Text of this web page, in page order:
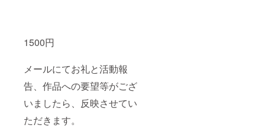
1500円
メールにてお礼と活動報
告、作品への要望等がござ
いましたら、反映させてい
ただきます。